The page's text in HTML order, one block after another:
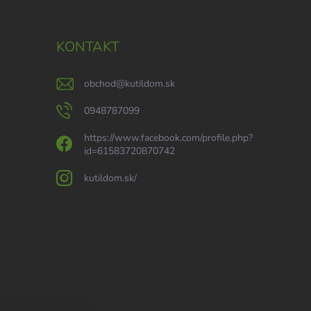
KONTAKT
obchod@kutildom.sk
0948787099
https://www.facebook.com/profile.php?
id=61583720870742
kutildom.sk/